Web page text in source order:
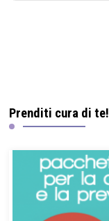
Prenditi cura di te!